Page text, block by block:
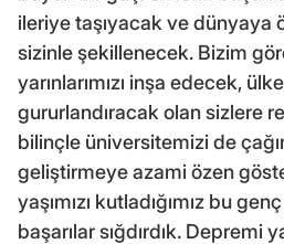
ileriye taşıyacak ve dünyaya
sizinle şekillenecek. Bizim
yarınlarımızı inşa edecek,
gururlandıracak olan sizlere
bilinçle üniversitemizi de
geliştirmeye azami özen
yaşımızı kutladığımız bu
başarılar sığdırdık. Depremi